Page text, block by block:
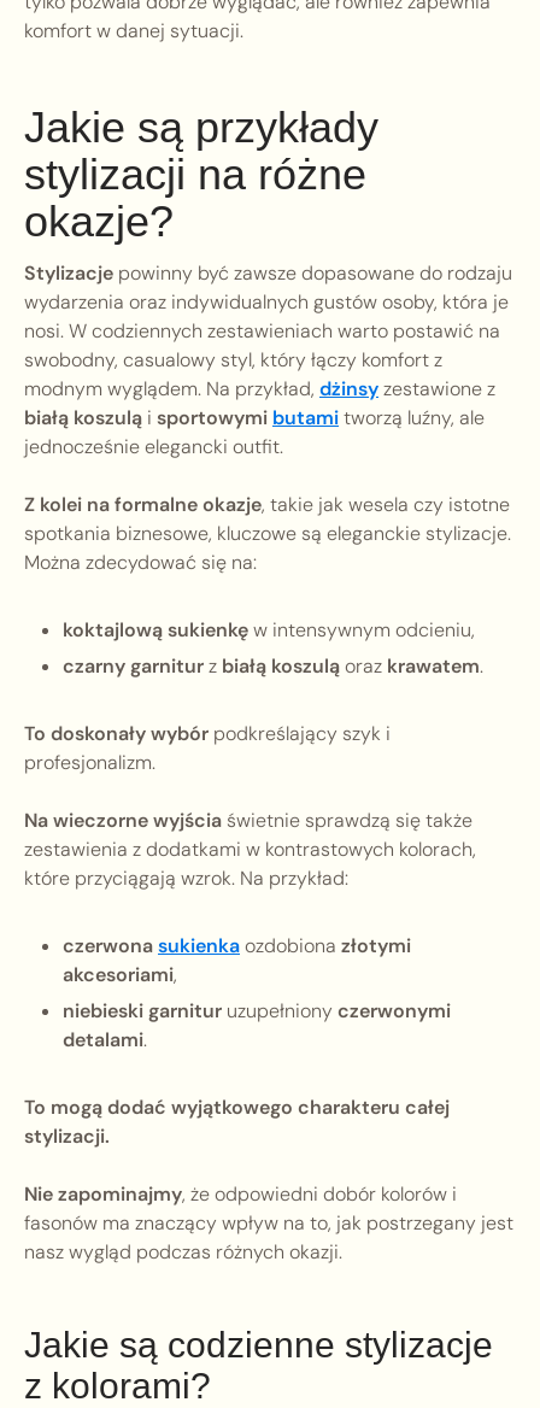
komfort w danej sytuacji.
Jakie są przykłady
stylizacji na różne
okazje?
Stylizacje powinny być zawsze dopasowane do rodzaju
wydarzenia oraz indywidualnych gustów osoby, która je
nosi. W codziennych zestawieniach warto postawić na
swobodny, casualowy styl, który łączy komfort z
modnym wyglądem. Na przykład, dżinsyzestawione z
białą koszulą i sportowymi butamitworzą luźny, ale
jednocześnie elegancki outfit.
Z kolei na formalne okazje, takie jak wesela czy istotne
spotkania biznesowe, kluczowe są eleganckie stylizacje.
Można zdecydować się na:
koktajlową sukienkęw intensywnym odcieniu,
czarny garniturz białą koszuląoraz krawatem.
To doskonały wybór podkreślający szyk i
profesjonalizm.
Na wieczorne wyjścia świetnie sprawdzą się także
zestawienia z dodatkami w kontrastowych kolorach,
które przyciągają wzrok. Na przykład:
czerwonasukienkaozdobiona złotymi
akcesoriami,
niebieski garnitur uzupełniony czerwonymi
detalami.
To mogą dodać wyjątkowego charakteru całej
stylizacji.
Nie zapominajmy, że odpowiedni dobór kolorów i
fasonów ma znaczący wpływ na to, jak postrzegany jest
nasz wygląd podczas różnych okazji.
Jakie są codzienne stylizacje
z kolorami?